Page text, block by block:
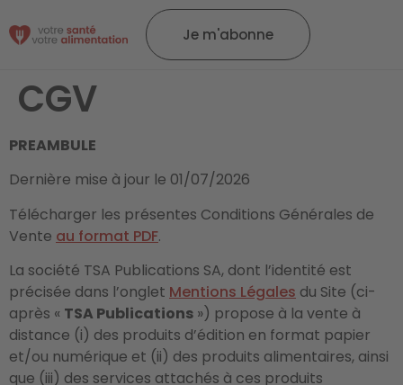
Je m'abonne
CGV
PREAMBULE
Dernière mise à jour le 01/07/2026
Télécharger les présentes Conditions Générales de
Vente au format PDF.
La société TSA Publications SA, dont l’identité est
précisée dans l’onglet Mentions Légales du Site (ci-
après « TSA Publications ») propose à la vente à
distance (i) des produits d’édition en format papier
et/ou numérique et (ii) des produits alimentaires, ainsi
que (iii) des services attachés à ces produits